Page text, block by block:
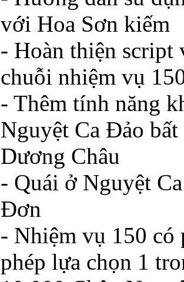
với Hoa Sơn kiếm
- Hoàn thiện script
chuỗi nhiệm vụ
- Thêm tính năng
Nguyệt Ca Đảo
Dương Châu
- Quái ở Nguyệt
Đơn
- Nhiệm vụ 150 có
phép lựa chọn 1